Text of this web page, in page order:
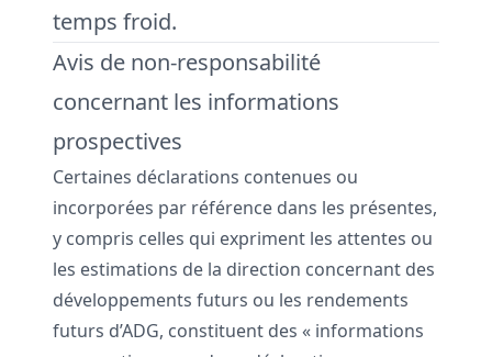
temps froid.
Avis de non-responsabilité
concernant les informations
prospectives
Certaines déclarations contenues ou
incorporées par référence dans les présentes,
y compris celles qui expriment les attentes ou
les estimations de la direction concernant des
développements futurs ou les rendements
futurs d’ADG, constituent des « informations